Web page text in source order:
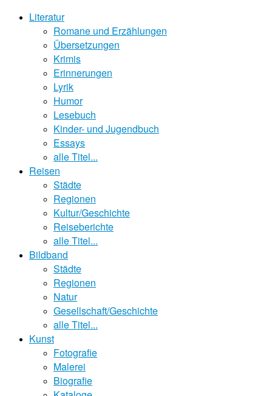
Literatur
Romane und Erzählungen
Übersetzungen
Krimis
Erinnerungen
Lyrik
Humor
Lesebuch
Kinder- und Jugendbuch
Essays
alle Titel...
Reisen
Städte
Regionen
Kultur/Geschichte
Reiseberichte
alle Titel...
Bildband
Städte
Regionen
Natur
Gesellschaft/Geschichte
alle Titel...
Kunst
Fotografie
Malerei
Biografie